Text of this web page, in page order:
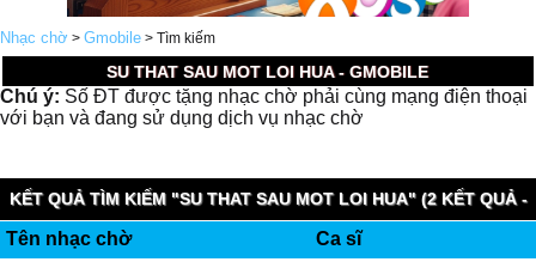
Nhạc chờ > Gmobile > Tìm kiếm
SU THAT SAU MOT LOI HUA - GMOBILE
Chú ý: Số ĐT được tặng nhạc chờ phải cùng mạng điện thoại
với bạn và đang sử dụng dịch vụ nhạc chờ
KẾT QUẢ TÌM KIẾM "SU THAT SAU MOT LOI HUA" (2 KẾT QUẢ -
Tên nhạc chờ Ca sĩ